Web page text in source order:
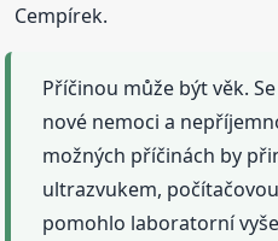
Cempírek.
Příčinou může být věk.
nové nemoci a
možných příčinách by
ultrazvukem,
pomohlo laboratorní